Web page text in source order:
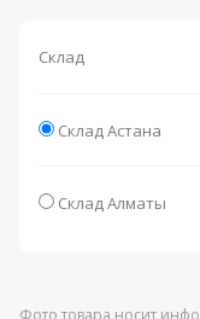
Склад
Склад Астана
Склад Алматы